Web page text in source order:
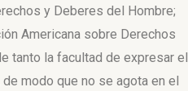
y Deberes del Hombre;
Americana sobre Derechos
tanto la facultad de expresar el
modo que no se agota en el